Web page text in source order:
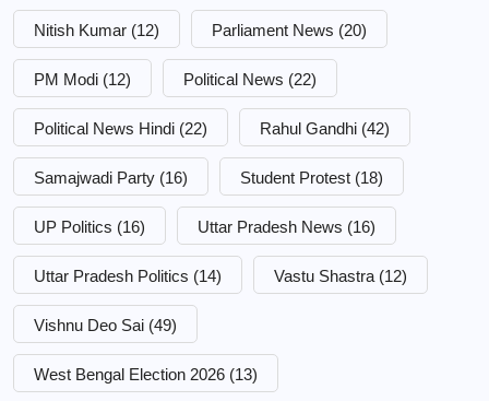
Nitish Kumar (12) Parliament News (20)
PM Modi (12) Political News (22)
Political News Hindi (22) Rahul Gandhi (42)
Samajwadi Party (16) Student Protest (18)
UP Politics (16) Uttar Pradesh News (16)
Uttar Pradesh Politics (14) Vastu Shastra (12)
Vishnu Deo Sai (49)
West Bengal Election 2026 (13)